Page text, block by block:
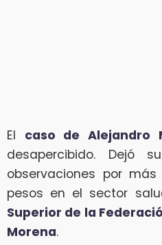
El caso de Alejandro
desapercibido. Dejó
observaciones por
pesos en el sector
Superior de la
Morena.